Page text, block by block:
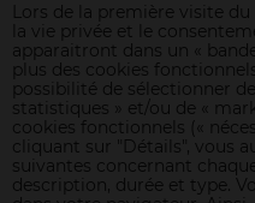
Lors de la première visite
la vie privée et le
apparaitront dans un «
plus des cookies
possibilité de sélectionner
statistiques » et/ou de «
cookies fonctionnels («
cliquant sur "Détails", vous
suivantes concernant
description, durée et type.